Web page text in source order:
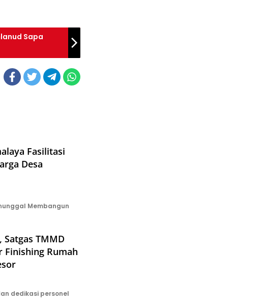
Sapa
Fasilitasi
Desa
Membangun
TMMD
Finishing Rumah
dedikasi personel